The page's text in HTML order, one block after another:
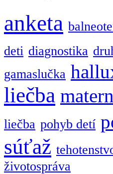
anketa
deti diagnostika
gamaslučka
liečba
liečba pohyb detí
súťaž
životospráva